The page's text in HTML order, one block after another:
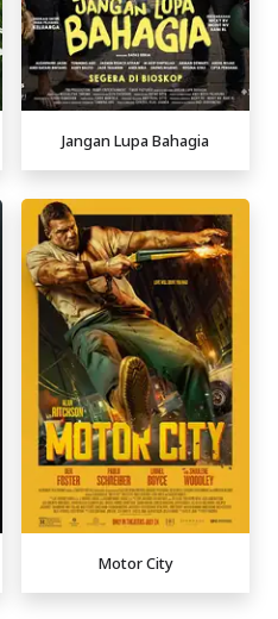
Jangan Lupa Bahagia
Motor City